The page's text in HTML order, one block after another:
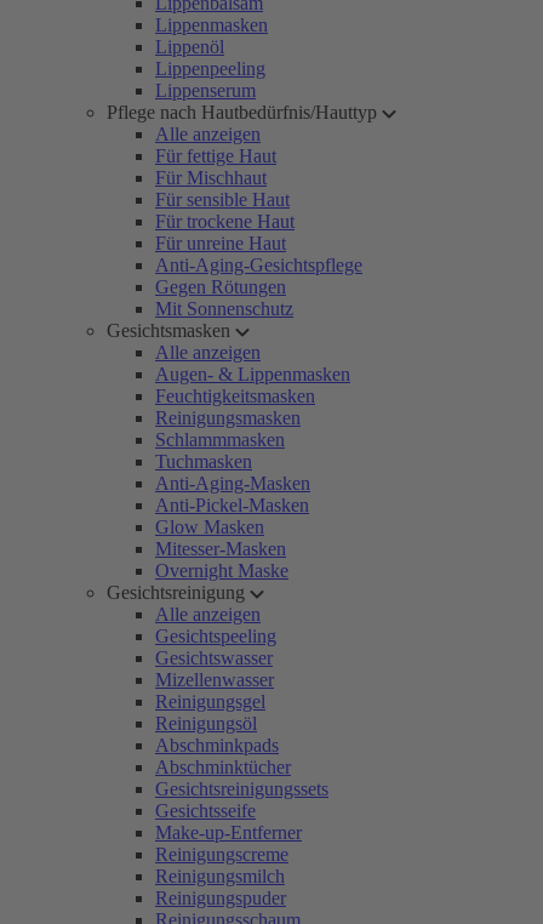
Lippenmasken
Lippenöl
Lippenpeeling
Lippenserum
Pflege nach Hautbedürfnis/Hauttyp
Alle anzeigen
Für fettige Haut
Für Mischhaut
Für sensible Haut
Für trockene Haut
Für unreine Haut
Anti-Aging-Gesichtspflege
Gegen Rötungen
Mit Sonnenschutz
Gesichtsmasken
Alle anzeigen
Augen- & Lippenmasken
Feuchtigkeitsmasken
Reinigungsmasken
Schlammmasken
Tuchmasken
Anti-Aging-Masken
Anti-Pickel-Masken
Glow Masken
Mitesser-Masken
Overnight Maske
Gesichtsreinigung
Alle anzeigen
Gesichtspeeling
Gesichtswasser
Mizellenwasser
Reinigungsgel
Reinigungsöl
Abschminkpads
Abschminktücher
Gesichtsreinigungssets
Gesichtsseife
Make-up-Entferner
Reinigungscreme
Reinigungsmilch
Reinigungspuder
Reinigungsschaum